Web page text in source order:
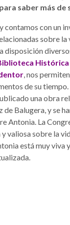
saber más de
contamos con un
sobre
disposición
, nos
de su
una obra
de Balugera, y se
Antonia. La
valiosa sobre la
está muy viva